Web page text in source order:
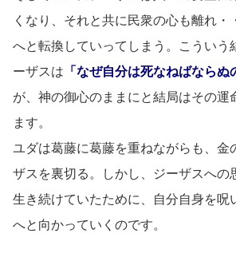
くなり、それと共に民衆の心も離れ・
へと転換していってしまう。こういう
ーザスは 「なぜ自分は死なねばならぬ
が、神の御心のままにと結局はその運
ます。
ユダは葛藤に葛藤を重ねながらも、金
ザスを裏切る。しかし、ジーザスへの
生き続けていたために、自分自身を呪
へと向かっていくのです。